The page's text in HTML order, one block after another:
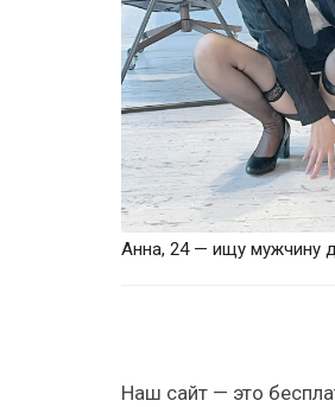
Анна, 24 — ищу мужчину
Наш сайт — это